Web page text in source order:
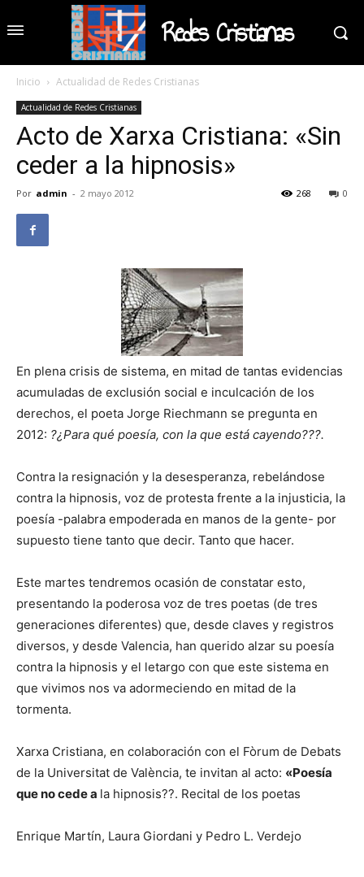
Redes Cristianas
Inicio Actualidad de Redes Cristianas
Actualidad de Redes Cristianas
Acto de Xarxa Cristiana: «Sin
ceder a la hipnosis»
Por admin - 2 mayo 2012 0
268
En plena crisis de sistema, en mitad de tantas evidencias
acumuladas de exclusión social e inculcación de los
derechos, el poeta Jorge Riechmann se pregunta en
2012: ?¿Para qué poesía, con la que está cayendo???.
Contra la resignación y la desesperanza, rebelándose
contra la hipnosis, voz de protesta frente a la injusticia, la
poesía -palabra empoderada en manos de la gente- por
supuesto tiene tanto que decir. Tanto que hacer.
Este martes tendremos ocasión de constatar esto,
presentando la poderosa voz de tres poetas (de tres
generaciones diferentes) que, desde claves y registros
diversos, y desde Valencia, han querido alzar su poesía
contra la hipnosis y el letargo con que este sistema en
que vivimos nos va adormeciendo en mitad de la
tormenta.
Xarxa Cristiana, en colaboración con el Fòrum de Debats
de la Universitat de València, te invitan al acto: «Poesía
que no cede a la hipnosis??. Recital de los poetas
Enrique Martín, Laura Giordani y Pedro L. Verdejo